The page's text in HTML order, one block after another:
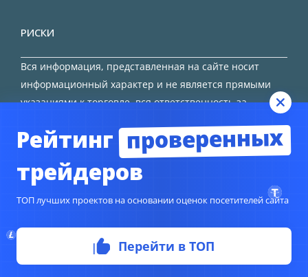
РИСКИ
Вся информация, представленная на сайте носит
информационный характер и не является прямыми
указаниями к торговле, вся ответственность за
© Copyright 2024TORFOREX.COM
Рейтинг проверенных
трейдеров
ТОП лучших проектов на основании оценок посетителей сайта
Перейти в ТОП